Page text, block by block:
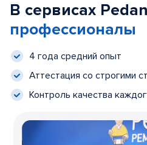
В сервисах
профессионалы
4 года средний опыт
Аттестация со строгими
Контроль качества